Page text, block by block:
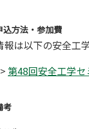
込方法・参加費
報は以下の安全工
第48回安全工学セ
考